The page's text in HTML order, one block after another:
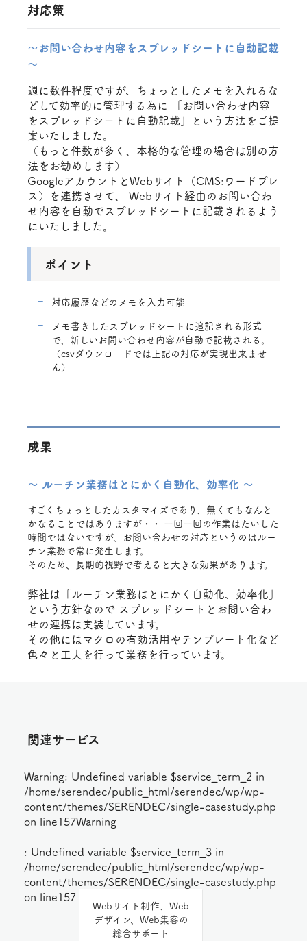
対応策
～お問い合わせ内容をスプレッドシートに自動記載
～
週に数件程度ですが、ちょっとしたメモを入れるな
どして効率的に管理する為に 「お問い合わせ内容
をスプレッドシートに自動記載」という方法をご提
案いたしました。
（もっと件数が多く、本格的な管理の場合は別の方
法をお勧めします）
GoogleアカウントとWebサイト（CMS:ワードプレ
ス）を連携させて、 Webサイト経由のお問い合わ
せ内容を自動でスプレッドシートに記載されるよう
にいたしました。
ポイント
対応履歴などのメモを入力可能
メモ書きしたスプレッドシートに追記される形式
で、新しいお問い合わせ内容が自動で記載される。
（csvダウンロードでは上記の対応が実現出来ませ
ん）
成果
～ ルーチン業務はとにかく自動化、効率化 ～
すごくちょっとしたカスタマイズであり、無くてもなんと
かなることではありますが・・ 一回一回の作業はたいした
時間ではないですが、お問い合わせの対応というのはルー
チン業務で常に発生します。
そのため、長期的視野で考えると大きな効果があります。
弊社は「ルーチン業務はとにかく自動化、効率化」
という方針なので スプレッドシートとお問い合わ
せの連携は実装しています。
その他にはマクロの有効活用やテンプレート化など
色々と工夫を行って業務を行っています。
関連サービス
Warning: Undefined variable $service_term_2 in
/home/serendec/public_html/serendec/wp/wp-
content/themes/SERENDEC/single-casestudy.php
on line157Warning
: Undefined variable $service_term_3 in
/home/serendec/public_html/serendec/wp/wp-
content/themes/SERENDEC/single-casestudy.php
on line157
Webサイト制作、Web
デザイン、Web集客の
総合サポート